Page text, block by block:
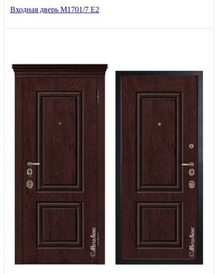
Входная дверь М1701/7 E2